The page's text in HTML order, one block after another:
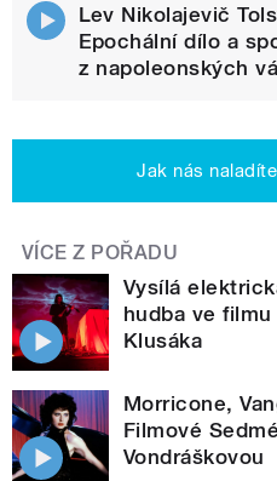
Lev Nikolajevič
Epochální dílo a
z napoleonských
Jak nás
VÍCE Z POŘADU
Vysílá
hudba ve
Klusáka
Morricone,
Filmové
Vondráškovou